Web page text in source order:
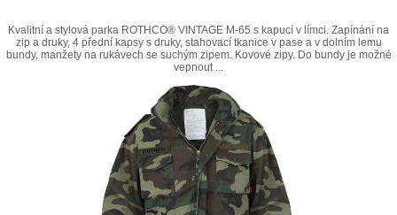
Kvalitní a stylová parka ROTHCO® VINTAGE M-65 s kapucí v límci. Zapínání na
zip a druky, 4 přední kapsy s druky, stahovací tkanice v pase a v dolním lemu
bundy, manžety na rukávech se suchým zipem. Kovové zipy. Do bundy je možné
vepnout ...